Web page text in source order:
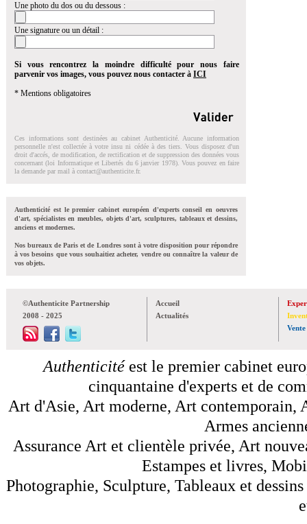
Une photo du dos ou du dessous :
Une signature ou un détail :
Si vous rencontrez la moindre difficulté pour nous faire
parvenir vos images, vous pouvez nous contacter à ICI
* Mentions obligatoires
Ces informations sont destinées au cabinet Authenticité. Aucune information
personnelle n'est collectée à votre insu ni cédée à des tiers. Vous disposez d'un
droit d'accés, de modification, de rectification et de suppression des données vous
concernant (loi Informatique et Libertés du 6 janvier 1978). Vous pouvez en faire
la demande par mail à contact@authenticite.fr.
Authenticité est le premier cabinet européen d'experts conseil en oeuvres
d'art, spécialistes en meubles, objets d'art, sculptures, tableaux et dessins,
anciens et modernes.
Nos bureaux de Paris et de Londres sont à votre disposition pour répondre
à vos besoins que vous souhaitiez acheter, vendre ou connaître la valeur de
vos objets.
©Authenticite Partnership
2008 - 2025
Accueil
Actualités
Vente
Authenticitéest le premier cabinet
cinquantaine d'experts et de
Art d'Asie, Art moderne, Art contemporain,
Armes
Assurance Art et clientèle privée, Art
Estampes et livres,
Photographie, Sculpture, Tableaux et